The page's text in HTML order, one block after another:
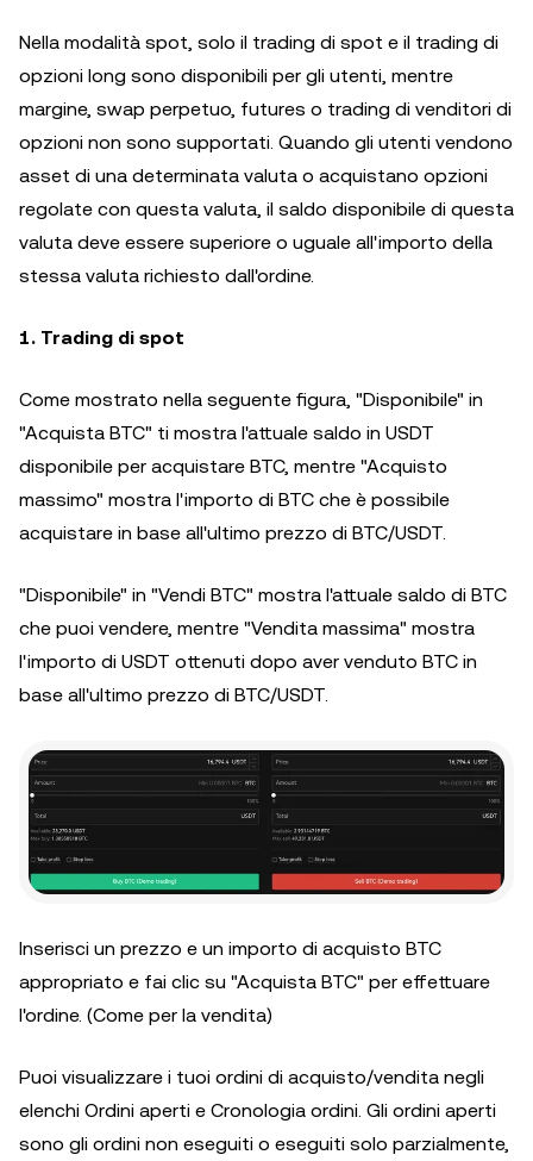
Nella modalità spot, solo il trading di spot e il trading di
opzioni long sono disponibili per gli utenti, mentre
margine, swap perpetuo, futures o trading di venditori di
opzioni non sono supportati. Quando gli utenti vendono
asset di una determinata valuta o acquistano opzioni
regolate con questa valuta, il saldo disponibile di questa
valuta deve essere superiore o uguale all'importo della
stessa valuta richiesto dall'ordine.
1. Trading di spot
Come mostrato nella seguente figura, "Disponibile" in
"Acquista BTC" ti mostra l'attuale saldo in USDT
disponibile per acquistare BTC, mentre "Acquisto
massimo" mostra l'importo di BTC che è possibile
acquistare in base all'ultimo prezzo di BTC/USDT.
"Disponibile" in "Vendi BTC" mostra l'attuale saldo di BTC
che puoi vendere, mentre "Vendita massima" mostra
l'importo di USDT ottenuti dopo aver venduto BTC in
base all'ultimo prezzo di BTC/USDT.
Inserisci un prezzo e un importo di acquisto BTC
appropriato e fai clic su "Acquista BTC" per effettuare
l'ordine. (Come per la vendita)
Puoi visualizzare i tuoi ordini di acquisto/vendita negli
elenchi Ordini aperti e Cronologia ordini. Gli ordini aperti
sono gli ordini non eseguiti o eseguiti solo parzialmente,